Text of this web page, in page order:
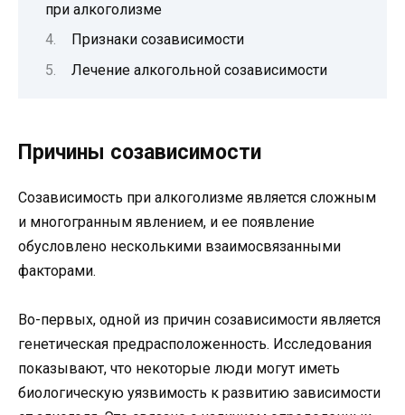
при алкоголизме
Признаки созависимости
Лечение алкогольной созависимости
Причины созависимости
Созависимость при алкоголизме является сложным
и многогранным явлением, и ее появление
обусловлено несколькими взаимосвязанными
факторами.
Во-первых, одной из причин созависимости является
генетическая предрасположенность. Исследования
показывают, что некоторые люди могут иметь
биологическую уязвимость к развитию зависимости